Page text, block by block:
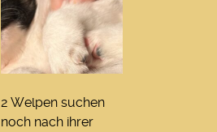
2 Welpen suchen
noch nach ihrer